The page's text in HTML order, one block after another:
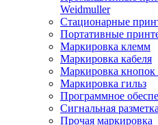
Weidmuller
Стационарные
Портативные
Маркировка клемм
Маркировка кабеля
Маркировка кнопок
Маркировка гильз
Программное
Сигнальная разметка
Прочая маркировка